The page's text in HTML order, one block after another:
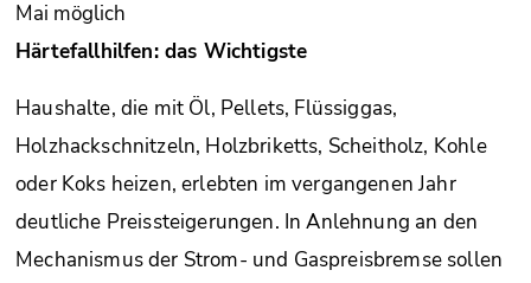
Härtefallhilfen: das Wichtigste
Haushalte, die mit Öl, Pellets, Flüssiggas,
Holzhackschnitzeln, Holzbriketts, Scheitholz, Kohle
oder Koks heizen, erlebten im vergangenen Jahr
deutliche Preissteigerungen. In Anlehnung an den
Mechanismus der Strom- und Gaspreisbremse sollen